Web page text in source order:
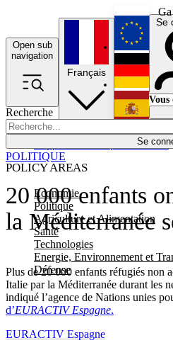
Open sub
navigation
Recherche
Se
POLICY AREAS
Economie
Politique
Agriculture et Alimentation
Santé
Technologies
Energie, Environnement et
Défense
Économie
Français
Se
Vous
20 000 enfants
la Méditerranée
Plus de 20 000 enfants réfugiés non
Italie par la Méditerranée durant les
indiqué l’agence de Nations unies
d’EURACTIV Espagne.
POLITIQUE
EURACTIV Espagne